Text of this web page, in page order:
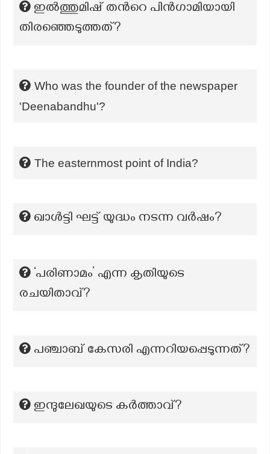
ഇൽത്തുമിഷ് തൻറെ പിൻഗാമിയായി
തിരഞ്ഞെടുത്തത്?
Who was the founder of the newspaper
'Deenabandhu'?
The easternmost point of India?
ഖാള്‍ട്ടി ഘട്ട് യുദ്ധം നടന്ന വര്‍ഷം?
‘പരിണാമം’ എന്ന കൃതിയുടെ
രചയിതാവ്?
പഞ്ചാബ് കേസരി എന്നറിയപ്പെടുന്നത്?
ഇന്ദുലേഖയുടെ കര്‍ത്താവ്?